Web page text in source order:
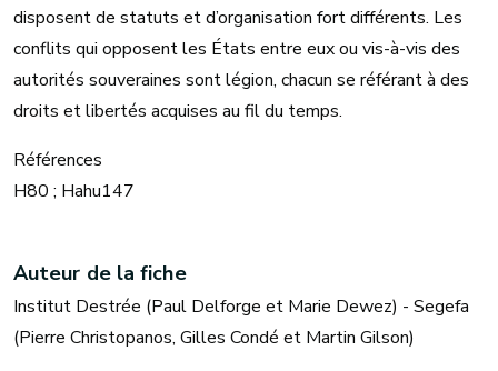
disposent de statuts et d’organisation fort différents. Les
conflits qui opposent les États entre eux ou vis-à-vis des
autorités souveraines sont légion, chacun se référant à des
droits et libertés acquises au fil du temps.
Références
H80 ; Hahu147
Auteur de la fiche
Institut Destrée (Paul Delforge et Marie Dewez) - Segefa
(Pierre Christopanos, Gilles Condé et Martin Gilson)